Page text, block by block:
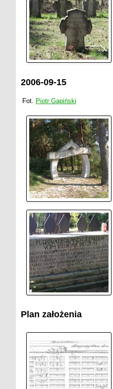
2006-09-15
Fot. Piotr Gapiński
Plan założenia